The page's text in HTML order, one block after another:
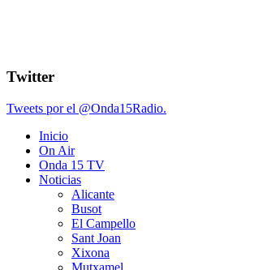
Twitter
Tweets por el @Onda15Radio.
Inicio
On Air
Onda 15 TV
Noticias
Alicante
Busot
El Campello
Sant Joan
Xixona
Mutxamel